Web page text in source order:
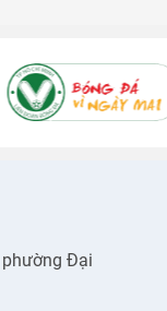
phường Đại